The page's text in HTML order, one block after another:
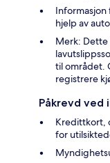
hjelp av
Merk:
til området.
registrere
Påkrevd ved
Kredittkort,
for